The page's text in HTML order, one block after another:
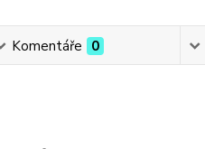
Komentáře 0